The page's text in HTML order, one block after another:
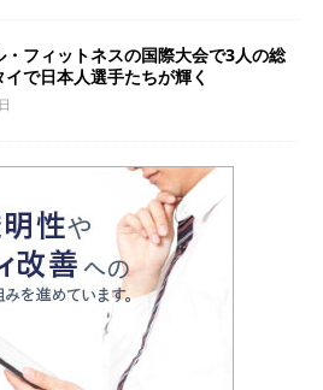
・フィットネスの国際大会で3人の総
で日本人選手たちが輝く